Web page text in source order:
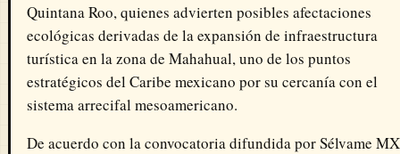
Quintana Roo, quienes advierten posibles afectaciones
ecológicas derivadas de la expansión de infraestructura
turística en la zona de Mahahual, uno de los puntos
estratégicos del Caribe mexicano por su cercanía con el
sistema arrecifal mesoamericano.
De acuerdo con la convocatoria difundida por Sélvame